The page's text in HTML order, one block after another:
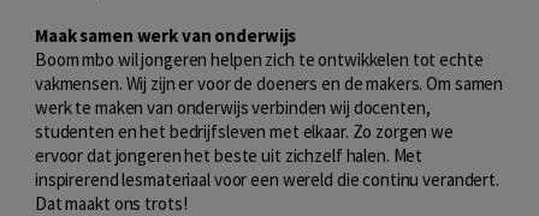
Maak samen werk van onderwijs
Boom mbo wil jongeren helpen zich te ontwikkelen tot echte
vakmensen. Wij zijn er voor de doeners en de makers. Om samen
werk te maken van onderwijs verbinden wij docenten,
studenten en het bedrijfsleven met elkaar. Zo zorgen we
ervoor dat jongeren het beste uit zichzelf halen. Met
inspirerend lesmateriaal voor een wereld die continu verandert.
Dat maakt ons trots!